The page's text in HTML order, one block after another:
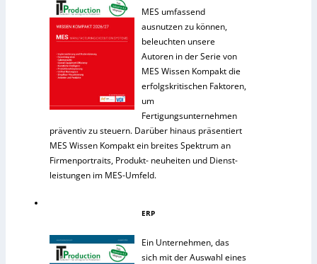
MES umfassend
ausnutzen zu können,
beleuchten unsere
Autoren in der Serie von
MES Wissen Kompakt die
erfolgskritischen Faktoren,
um
Fertigungsunternehmen
präventiv zu steuern. Darüber hinaus präsentiert
MES Wissen Kompakt ein breites Spektrum an
Firmenportraits, Produkt- neuheiten und Dienst-
leistungen im MES-Umfeld.
ERP
Ein Unternehmen, das
sich mit der Auswahl eines